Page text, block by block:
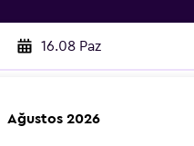
16.08 Paz
Ağustos 2026